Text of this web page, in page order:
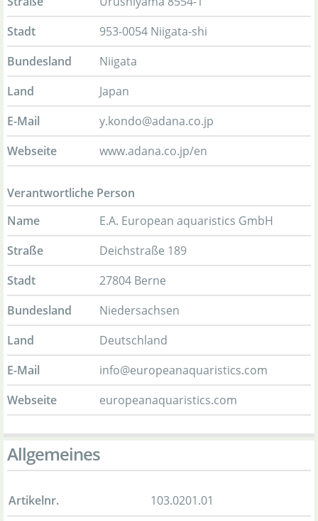
Stadt
953-0054 Niigata-shi
Bundesland
Niigata
Land
Japan
E-Mail
y.kondo@adana.co.jp
Webseite
www.adana.co.jp/en
Verantwortliche Person
Name
E.A. European aquaristics GmbH
Straße
Deichstraße 189
Stadt
27804 Berne
Bundesland
Niedersachsen
Land
Deutschland
E-Mail
info@europeanaquaristics.com
Webseite
europeanaquaristics.com
Allgemeines
Artikelnr. 103.0201.01